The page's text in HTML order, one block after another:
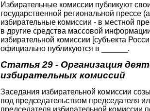
Избирательные комиссии публикуют
государственной региональной прессе
избирательные комиссии - в местной
в другие средства массовой
избирательной комиссии [субъекта
официально публикуются в ______.
Статья 29 - Организация
избирательных комиссий
Заседания избирательной комиссии
под председательством председателя
председателя избирательной комиссии